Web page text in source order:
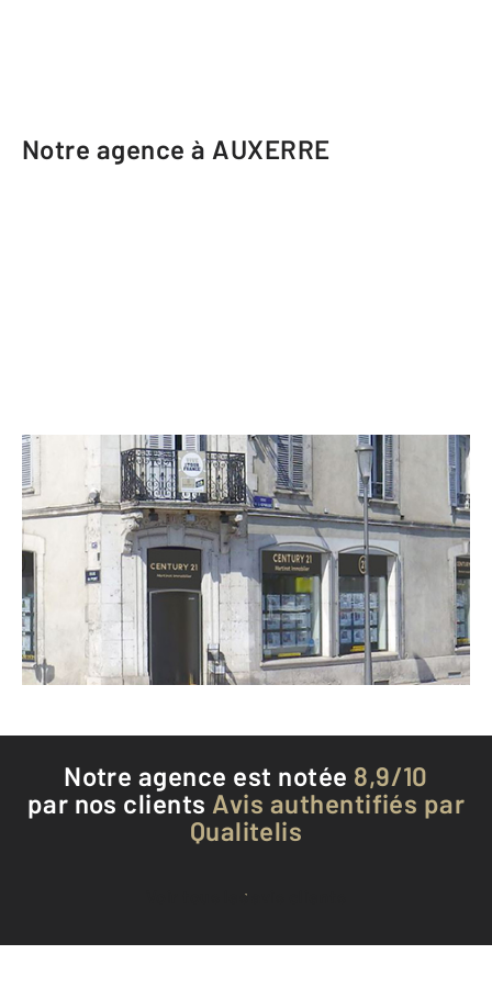
Notre agence à AUXERRE
CENTURY 21 Martinot Immobilier
107 rue du Pont
AUXERRE - 89000
Envoyer un message
Téléphoner à l'agence
Notre agence est notée 8,9/10
par nos clients Avis authentifiés par
Qualitelis
Voir tous les avis clients